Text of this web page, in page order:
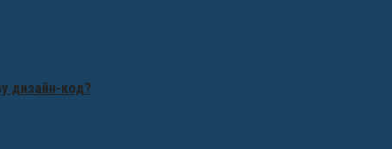
дизайн-код?